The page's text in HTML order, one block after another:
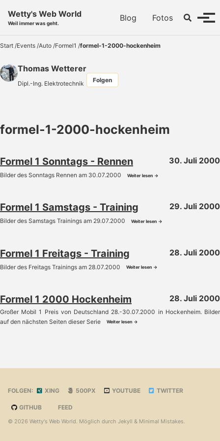
Wetty's Web World
Weil immer was geht.
Blog Fotos Toggle
Start /Events /Auto /Formel1 /formel-1-2000-hockenheim
Thomas Wetterer
Dipl.-Ing. Elektrotechnik Folgen
formel-1-2000-hockenheim
Formel 1 Sonntags - Rennen 30. Juli 2000
Bilder des Sonntags Rennen am 30.07.2000 Weiter lesen →
Formel 1 Samstags - Training 29. Juli 2000
Bilder des Samstags Trainings am 29.07.2000 Weiter lesen →
Formel 1 Freitags - Training 28. Juli 2000
Bilder des Freitags Trainings am 28.07.2000 Weiter lesen →
Formel 1 2000 Hockenheim 28. Juli 2000
Großer Mobil 1 Preis von Deutschland 28.-30.07.2000 in Hockenheim. Bilder
auf den nächsten Seiten dieser Serie
Weiter lesen →
FOLGEN: XING 500PX YOUTUBE TWITTER
GITHUB FEED
© 2026 Wetty's Web World. Möglich durch Jekyll & Minimal Mistakes.